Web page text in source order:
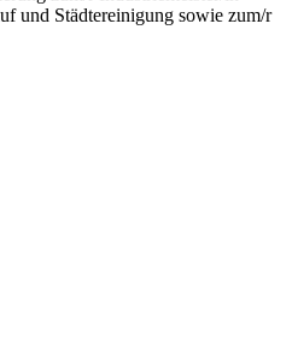
und Städtereinigung sowie zum/r